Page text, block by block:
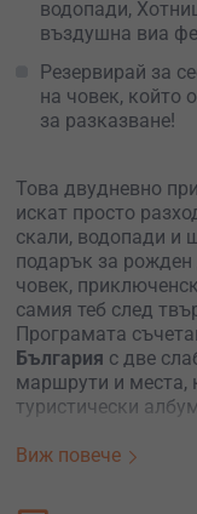
водопади,
въздушна виа
Резервирай за
на човек, който
за разказване!
Това двудневно
искат просто
скали, водопади и
подарък за
човек,
самия теб след
Програмата
България с две
маршрути и места,
туристически
Първият ден
Виж повече